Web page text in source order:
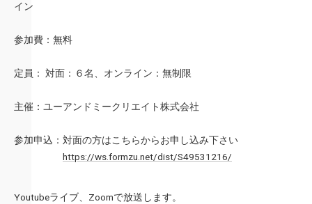
イン
参加費：無料
定員： 対面：６名、オンライン：無制限
主催：ユーアンドミークリエイト株式会社
参加申込：対面の方はこちらからお申し込み下さい
https://ws.formzu.net/dist/S49531216/
Youtubeライブ、Zoomで放送します。